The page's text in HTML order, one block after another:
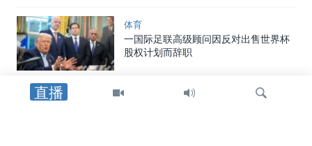
直播
体育
一国际足联高级顾问因反对出售世界杯
股权计划而辞职